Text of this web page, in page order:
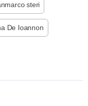
steri
De Ioannon